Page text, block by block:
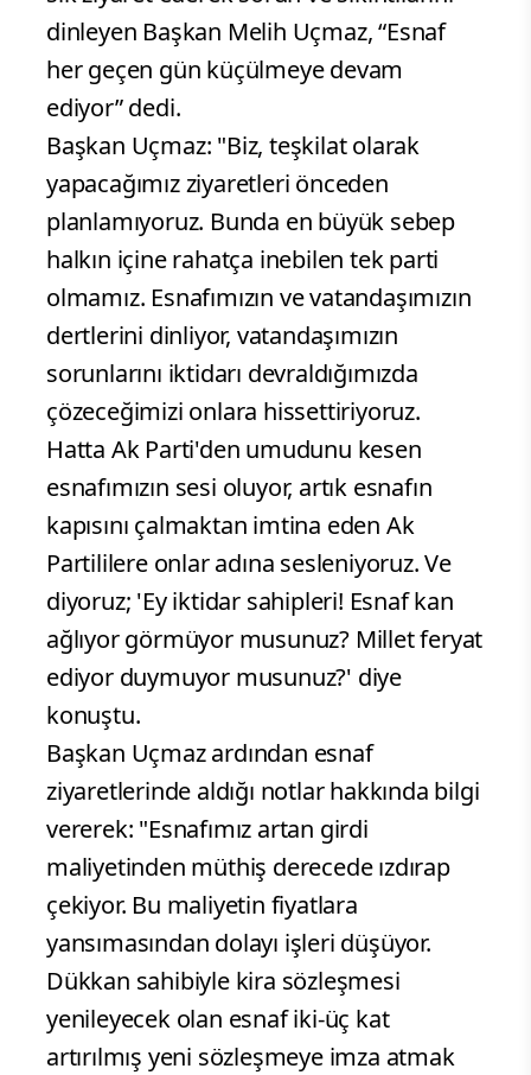
dinleyen Başkan Melih Uçmaz, “Esnaf
her geçen gün küçülmeye devam
ediyor” dedi.
Başkan Uçmaz: "Biz, teşkilat olarak
yapacağımız ziyaretleri önceden
planlamıyoruz. Bunda en büyük sebep
halkın içine rahatça inebilen tek parti
olmamız. Esnafımızın ve vatandaşımızın
dertlerini dinliyor, vatandaşımızın
sorunlarını iktidarı devraldığımızda
çözeceğimizi onlara hissettiriyoruz.
Hatta Ak Parti'den umudunu kesen
esnafımızın sesi oluyor, artık esnafın
kapısını çalmaktan imtina eden Ak
Partililere onlar adına sesleniyoruz. Ve
diyoruz; 'Ey iktidar sahipleri! Esnaf kan
ağlıyor görmüyor musunuz? Millet feryat
ediyor duymuyor musunuz?' diye
konuştu.
Başkan Uçmaz ardından esnaf
ziyaretlerinde aldığı notlar hakkında bilgi
vererek: "Esnafımız artan girdi
maliyetinden müthiş derecede ızdırap
çekiyor. Bu maliyetin fiyatlara
yansımasından dolayı işleri düşüyor.
Dükkan sahibiyle kira sözleşmesi
yenileyecek olan esnaf iki-üç kat
artırılmış yeni sözleşmeye imza atmak